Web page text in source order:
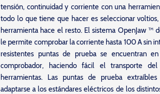
tensión, continuidad y corriente con una
todo lo que tiene que hacer es seleccionar
herramienta hace el resto. El sistema OpenJaw ™
le permite comprobar la corriente hasta 100 A sin
resistentes puntas de prueba se encuentran
comprobador, haciendo fácil el transporte
herramientas. Las puntas de prueba
adaptarse a los estándares eléctricos de los